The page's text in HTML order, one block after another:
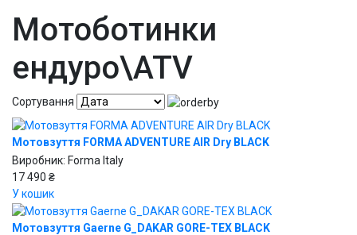
Мотоботинки
ендуро\АТV
Сортування
Мотовзуття FORMA ADVENTURE AIR Dry BLACK
Виробник: Forma Italy
17 490 ₴
У кошик
Мотовзуття Gaerne G_DAKAR GORE-TEX BLACK